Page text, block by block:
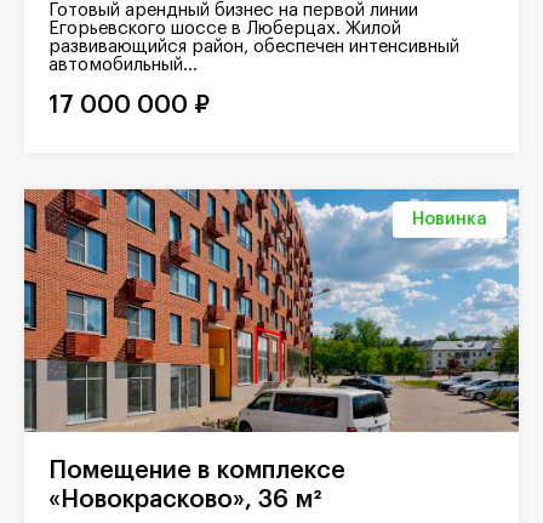
Готовый арендный бизнес на первой линии
Егорьевского шоссе в Люберцах. Жилой
развивающийся район, обеспечен интенсивный
автомобильный...
17 000 000 ₽
Новинка
«Новокрасково», 36 м²